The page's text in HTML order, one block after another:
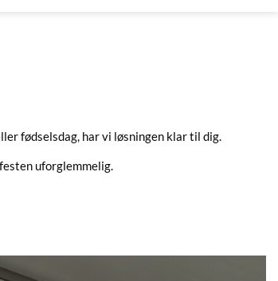
fødselsdag, har vi løsningen klar til dig.
uforglemmelig.